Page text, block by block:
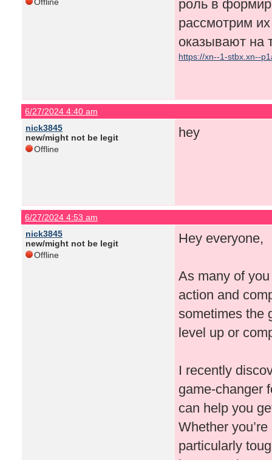
роль в
рассмотрим
оказывают на
https://xn--1-stbx.xn--
6/27/2024 4:40 am
nick3845
new/might not be legit
Offline
hey
6/27/2024 4:53 am
nick3845
new/might not be legit
Offline
Hey everyone,
As many of
action and
sometimes the
level up or
I recently
game-changer
can help you
Whether
particularly